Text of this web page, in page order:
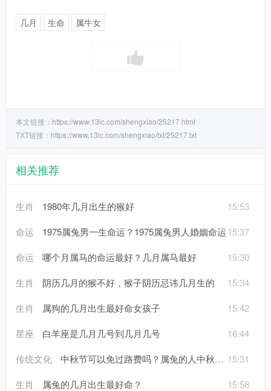
几月 生命 属牛女
本文链接： https://www.13lc.com/shengxiao/25217.html
TXT链接： https://www.13lc.com/shengxiao/txt/25217.txt
相关推荐
15:53
生肖
1980年几月出生的猴好
15:37
命运
1975属兔男一生命运？1975属兔男人婚姻命运
15:30
命运
哪个月属马的命运最好？几月属马最好
15:34
生肖
阴历几月的猴不好，猴子阴历忌讳几月生的
15:42
生肖
属狗的几月出生最好命女孩子
16:44
星座
白羊座是几月几号到几月几号
15:31
传统文化
中秋节可以免过路费吗？属兔的人中秋节出生命好不好？
15:58
生肖
属兔的几月出生最好命？